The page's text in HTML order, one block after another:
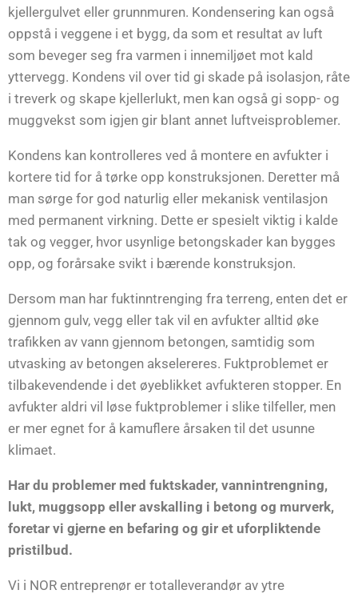
kjellergulvet eller grunnmuren. Kondensering kan også
oppstå i veggene i et bygg, da som et resultat av luft
som beveger seg fra varmen i innemiljøet mot kald
yttervegg. Kondens vil over tid gi skade på isolasjon, råte
i treverk og skape kjellerlukt, men kan også gi sopp- og
muggvekst som igjen gir blant annet luftveisproblemer.
Kondens kan kontrolleres ved å montere en avfukter i
kortere tid for å tørke opp konstruksjonen. Deretter må
man sørge for god naturlig eller mekanisk ventilasjon
med permanent virkning. Dette er spesielt viktig i kalde
tak og vegger, hvor usynlige betongskader kan bygges
opp, og forårsake svikt i bærende konstruksjon.
Dersom man har fuktinntrenging fra terreng, enten det er
gjennom gulv, vegg eller tak vil en avfukter alltid øke
trafikken av vann gjennom betongen, samtidig som
utvasking av betongen akselereres. Fuktproblemet er
tilbakevendende i det øyeblikket avfukteren stopper. En
avfukter aldri vil løse fuktproblemer i slike tilfeller, men
er mer egnet for å kamuflere årsaken til det usunne
klimaet.
Har du problemer med fuktskader, vannintrengning,
lukt, muggsopp eller avskalling i betong og murverk,
foretar vi gjerne en befaring og gir et uforpliktende
pristilbud.
Vi i NOR entreprenør er totalleverandør av ytre